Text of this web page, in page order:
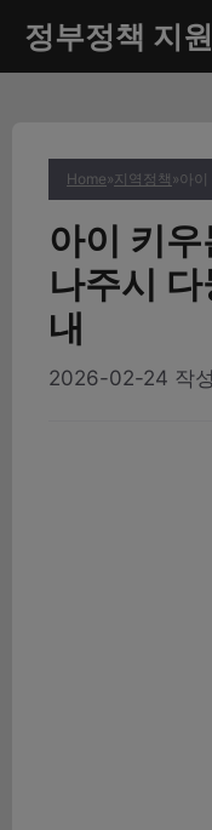
츠
정부정책 지
Home»지역정책 »
아이 키
나주시
내
2026-02-24 작